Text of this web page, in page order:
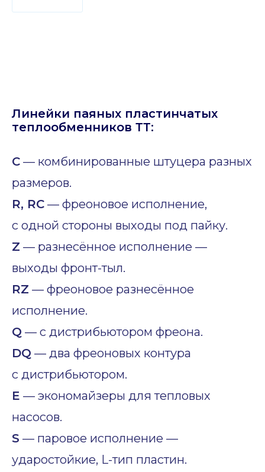
Линейки паяных пластинчатых
теплообменников ТТ:
C — комбинированные штуцера разных
размеров.
R, RC — фреоновое исполнение,
с одной стороны выходы под пайку.
Z — разнесённое исполнение —
выходы фронт-тыл.
RZ — фреоновое разнесённое
исполнение.
Q — с дистрибьютором фреона.
DQ — два фреоновых контура
с дистрибьютором.
E — экономайзеры для тепловых
насосов.
S — паровое исполнение —
ударостойкие, L-тип пластин.